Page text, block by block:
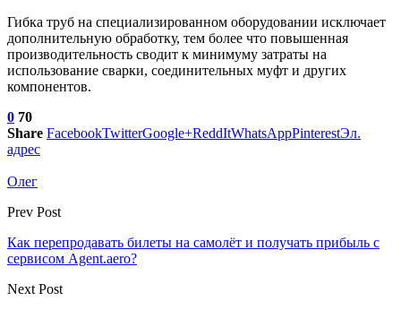
Гибка труб на специализированном оборудовании исключает
дополнительную обработку, тем более что повышенная
производительность сводит к минимуму затраты на
использование сварки, соединительных муфт и других
компонентов.
0 70
Share FacebookTwitterGoogle+ReddItWhatsAppPinterestЭл.
адрес
Олег
Prev Post
Как перепродавать билеты на самолёт и получать прибыль c
сервисом Agent.aero?
Next Post